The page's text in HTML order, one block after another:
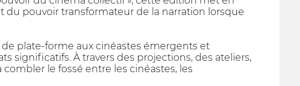
du pouvoir transformateur de la narration lorsque
plate-forme aux cinéastes émergents et
significatifs. À travers des projections, des ateliers,
le fossé entre les cinéastes, les